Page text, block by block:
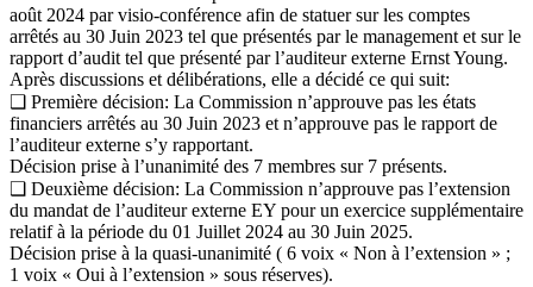
août 2024 par visio-conférence afin de statuer sur les comptes
arrêtés au 30 Juin 2023 tel que présentés par le management et sur le
rapport d’audit tel que présenté par l’auditeur externe Ernst Young.
Après discussions et délibérations, elle a décidé ce qui suit:
❑ Première décision: La Commission n’approuve pas les états
financiers arrêtés au 30 Juin 2023 et n’approuve pas le rapport de
l’auditeur externe s’y rapportant.
Décision prise à l’unanimité des 7 membres sur 7 présents.
❑ Deuxième décision: La Commission n’approuve pas l’extension
du mandat de l’auditeur externe EY pour un exercice supplémentaire
relatif à la période du 01 Juillet 2024 au 30 Juin 2025.
Décision prise à la quasi-unanimité ( 6 voix « Non à l’extension » ;
1 voix « Oui à l’extension » sous réserves).